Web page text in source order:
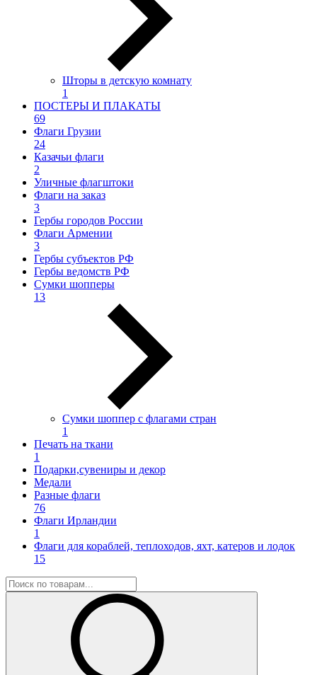
Шторы в детскую комнату
1
ПОСТЕРЫ И ПЛАКАТЫ
69
Флаги Грузии
24
Казачьи флаги
2
Уличные флагштоки
Флаги на заказ
3
Гербы городов России
Флаги Армении
3
Гербы субъектов РФ
Гербы ведомств РФ
Сумки шопперы
13
Сумки шоппер с флагами стран
1
Печать на ткани
1
Подарки,сувениры и декор
Медали
Разные флаги
76
Флаги Ирландии
1
Флаги для кораблей, теплоходов, яхт, катеров и лодок
15